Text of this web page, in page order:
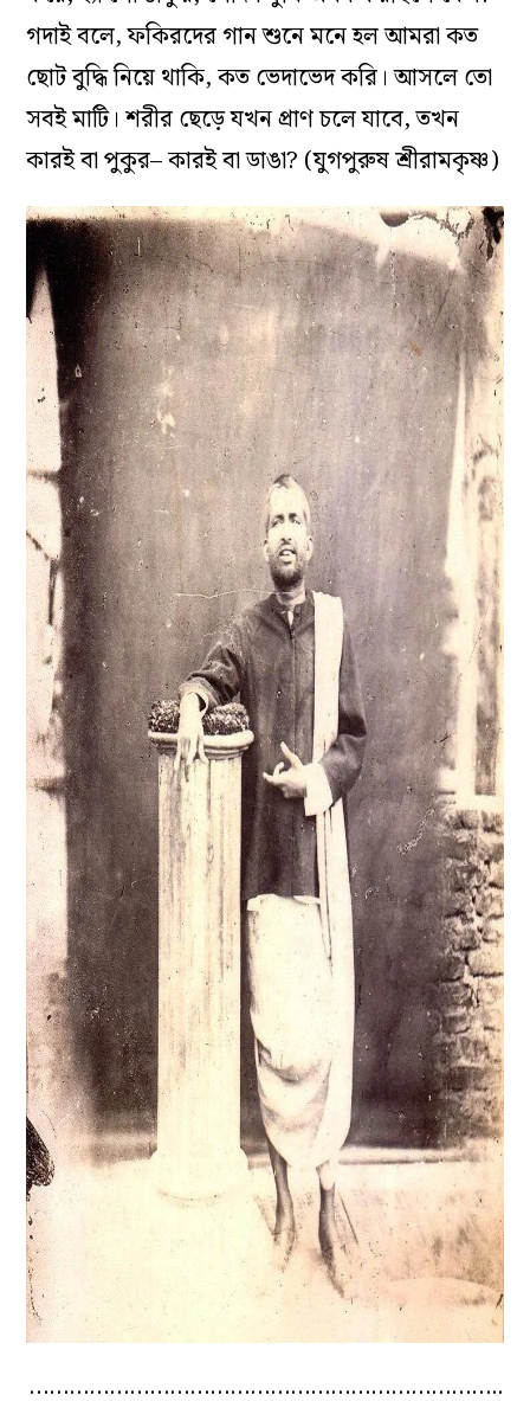
গদাই বলে, ফকিরদের গান শুনে মনে হল আমরা কত
ছোট বুদ্ধি নিয়ে থাকি, কত ভেদাভেদ করি। আসলে তো
সবই মাটি। শরীর ছেড়ে যখন প্রাণ চলে যাবে, তখন
কারই বা পুকুর– কারই বা ডাঙা? (যুগপুরুষ শ্রীরামকৃষ্ণ)
……………………………………………………………..